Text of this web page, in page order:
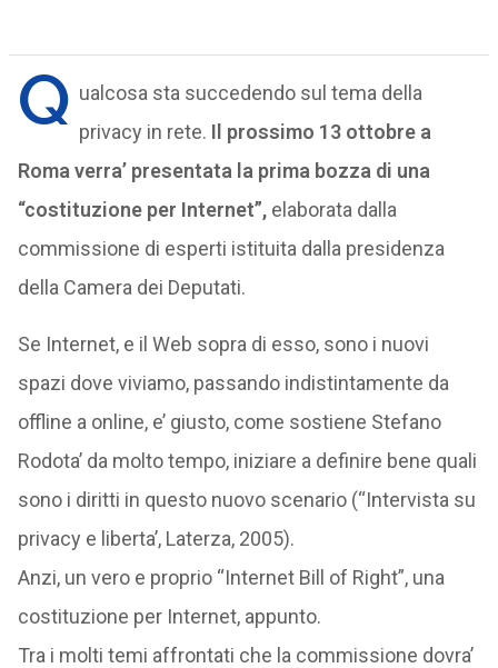
Q ualcosa sta succedendo sul tema della
privacy in rete. Il prossimo 13 ottobre a
Roma verra’ presentata la prima bozza di una
“costituzione per Internet”, elaborata dalla
commissione di esperti istituita dalla presidenza
della Camera dei Deputati.
Se Internet, e il Web sopra di esso, sono i nuovi
spazi dove viviamo, passando indistintamente da
offline a online, e’ giusto, come sostiene Stefano
Rodota’ da molto tempo, iniziare a definire bene quali
sono i diritti in questo nuovo scenario (“Intervista su
privacy e liberta’, Laterza, 2005).
Anzi, un vero e proprio “Internet Bill of Right”, una
costituzione per Internet, appunto.
Tra i molti temi affrontati che la commissione dovra’